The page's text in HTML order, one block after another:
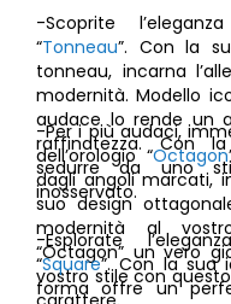
-Scoprite
“Tonneau”. Con la
tonneau, incarna
modernità. Modello
audace lo rende un
raffinatezza. Con
sedurre da uno
inosservato.
-Per i più audaci,
dell’orologio “Octagon
dagli angoli marcati,
suo design
modernità al
“Octagon” un vero
vostro stile con
-Esplorate
“Square”. Con la sua
forma offre un